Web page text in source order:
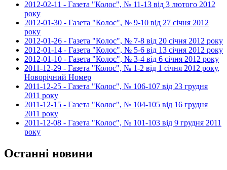
2012-02-11 - Газета "Колос", № 11-13 від 3 лютого 2012
року
2012-01-30 - Газета "Колос", № 9-10 від 27 січня 2012
року
2012-01-26 - Газета "Колос", № 7-8 від 20 січня 2012 року
2012-01-14 - Газета "Колос", № 5-6 від 13 січня 2012 року
2012-01-10 - Газета "Колос", № 3-4 від 6 січня 2012 року
2011-12-29 - Газета "Колос", № 1-2 від 1 січня 2012 року,
Новорічний Номер
2011-12-25 - Газета "Колос", № 106-107 від 23 грудня
2011 року
2011-12-15 - Газета "Колос", № 104-105 від 16 грудня
2011 року
2011-12-08 - Газета "Колос", № 101-103 від 9 грудня 2011
року
Останні новини